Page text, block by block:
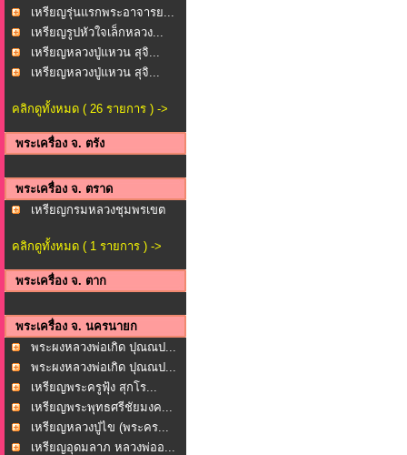
...
เหรียญรุ่นแรกพระอาจารย...
เหรียญรูปหัวใจเล็กหลวง...
เหรียญหลวงปู่แหวน สุจิ...
เหรียญหลวงปู่แหวน สุจิ...
คลิกดูทั้งหมด ( 26 รายการ ) ->
พระเครื่อง จ. ตรัง
พระเครื่อง จ. ตราด
เหรียญกรมหลวงชุมพรเขต
คลิกดูทั้งหมด ( 1 รายการ ) ->
พระเครื่อง จ. ตาก
พระเครื่อง จ. นครนายก
พระผงหลวงพ่อเกิด ปุณณป...
พระผงหลวงพ่อเกิด ปุณณป...
เหรียญพระครูฟุ้ง สุกโร...
เหรียญพระพุทธศรีชัยมงค...
เหรียญหลวงปู่ไข (พระคร...
เหรียญอุดมลาภ หลวงพ่ออ...